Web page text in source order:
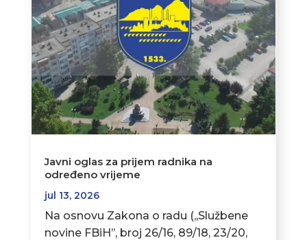
Javni oglas za prijem radnika na
određeno vrijeme
jul 13, 2026
Na osnovu Zakona o radu (,,Službene
novine FBiH’’, broj 26/16, 89/18, 23/20,